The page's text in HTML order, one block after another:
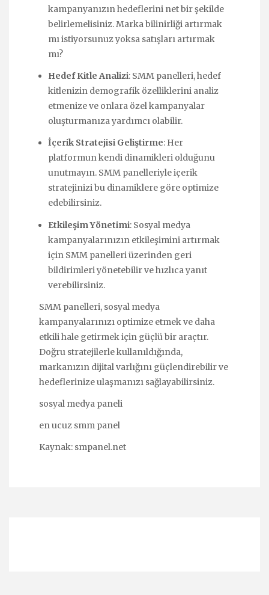
kampanyanızın hedeflerini net bir şekilde
belirlemelisiniz. Marka bilinirliği artırmak
mı istiyorsunuz yoksa satışları artırmak
mı?
Hedef Kitle Analizi: SMM panelleri, hedef
kitlenizin demografik özelliklerini analiz
etmenize ve onlara özel kampanyalar
oluşturmanıza yardımcı olabilir.
İçerik Stratejisi Geliştirme: Her
platformun kendi dinamikleri olduğunu
unutmayın. SMM panelleriyle içerik
stratejinizi bu dinamiklere göre optimize
edebilirsiniz.
Etkileşim Yönetimi: Sosyal medya
kampanyalarınızın etkileşimini artırmak
için SMM panelleri üzerinden geri
bildirimleri yönetebilir ve hızlıca yanıt
verebilirsiniz.
SMM panelleri, sosyal medya
kampanyalarınızı optimize etmek ve daha
etkili hale getirmek için güçlü bir araçtır.
Doğru stratejilerle kullanıldığında,
markanızın dijital varlığını güçlendirebilir ve
hedeflerinize ulaşmanızı sağlayabilirsiniz.
sosyal medya paneli
en ucuz smm panel
Kaynak: smpanel.net